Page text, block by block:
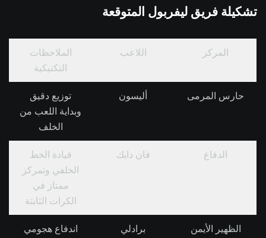
تشكيلة فريق ليفربول المتوقعة
المركز اللاعب
الملاحظات
التكتيكية
حارس المرمى أليسون
توزيع دقيق
وبداية اللعب من
الخلف
الدفاع فان دايك
قيادة الخط
الخلفي وتمركز
ممتاز في
الكرات الثابتة
الظهير الأيمن برادلي
اندفاع هجومي